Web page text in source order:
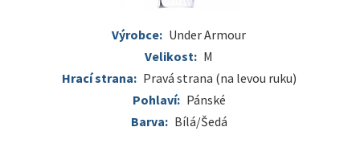
Výrobce: Under Armour
Velikost: M
Hrací strana: Pravá strana (na levou ruku)
Pohlaví: Pánské
Barva: Bílá/Šedá